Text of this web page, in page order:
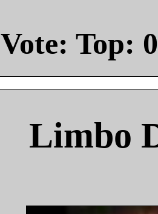
Vote: Top: 0
Limbo